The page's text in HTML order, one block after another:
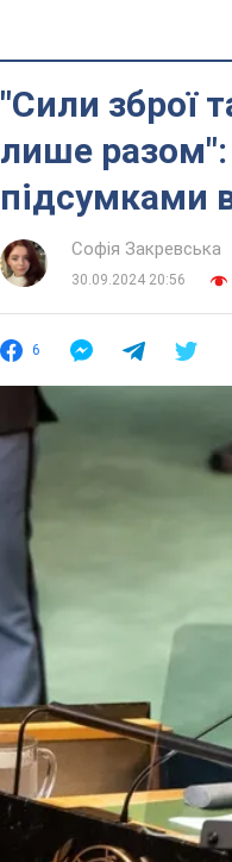
"Сили зброї
лише разом":
підсумками
Софія Закревська
30.09.2024 20:56
6